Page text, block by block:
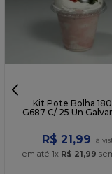
Kit Pote Bolha 180
G687 C/ 25 Un
R$ 21 ,99
em até 1x R$ 21,99